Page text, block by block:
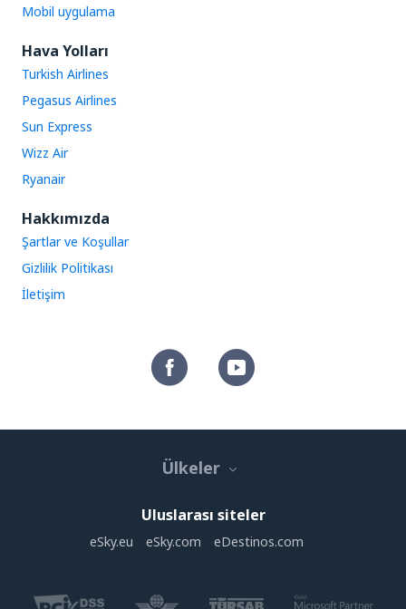
Mobil uygulama
Hava Yolları
Turkish Airlines
Pegasus Airlines
Sun Express
Wizz Air
Ryanair
Hakkımızda
Şartlar ve Koşullar
Gizlilik Politikası
İletişim
Ülkeler
Uluslarası siteler
eSky.eu eSky.com eDestinos.com